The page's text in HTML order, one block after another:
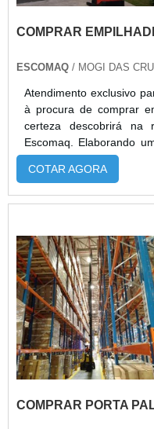
COMPRAR
ESCOMAQ / MOGI DAS
Atendimento exclusivo
à procura de comprar
certeza descobrirá na
Escomaq. Elaborando
própria empresa e
qualidade e preço justo
EMPILHADEIRA
altamente qualificada,
empresa com alto know-
COTAR AGORA
COMPRAR PORTA